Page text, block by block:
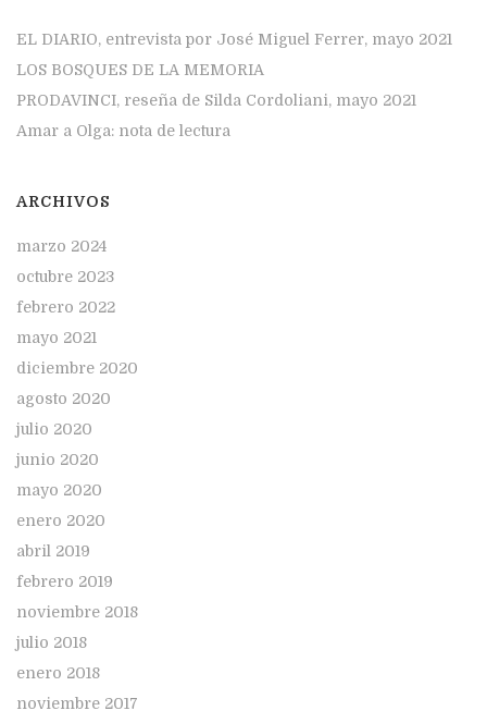
EL DIARIO, entrevista por José Miguel Ferrer, mayo 2021
LOS BOSQUES DE LA MEMORIA
PRODAVINCI, reseña de Silda Cordoliani, mayo 2021
Amar a Olga: nota de lectura
ARCHIVOS
marzo 2024
octubre 2023
febrero 2022
mayo 2021
diciembre 2020
agosto 2020
julio 2020
junio 2020
mayo 2020
enero 2020
abril 2019
febrero 2019
noviembre 2018
julio 2018
enero 2018
noviembre 2017